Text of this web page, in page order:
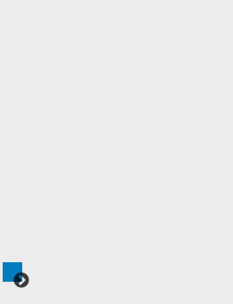
Komitmen tersebut diwujudkan melalui [...]